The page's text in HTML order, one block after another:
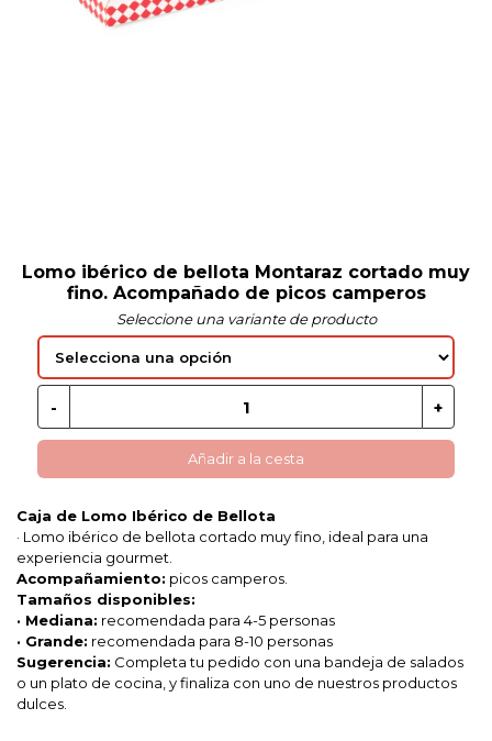
Lomo ibérico de bellota Montaraz cortado muy
fino. Acompañado de picos camperos
Seleccione una variante de producto
Añadir a la cesta
Caja de Lomo Ibérico de Bellota
· Lomo ibérico de bellota cortado muy fino, ideal para una
experiencia gourmet.
Acompañamiento: picos camperos.
Tamaños disponibles:
· Mediana: recomendada para 4-5 personas
· Grande: recomendada para 8-10 personas
Sugerencia: Completa tu pedido con una bandeja de salados
o un plato de cocina, y finaliza con uno de nuestros productos
dulces.